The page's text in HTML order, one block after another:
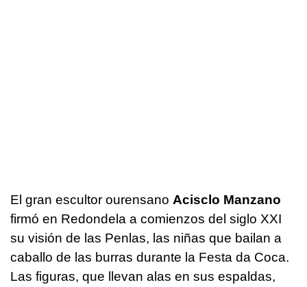
El gran escultor ourensano Acisclo Manzano
firmó en Redondela a comienzos del siglo XXI
su visión de las Penlas, las niñas que bailan a
caballo de las burras durante la Festa da Coca.
Las figuras, que llevan alas en sus espaldas,